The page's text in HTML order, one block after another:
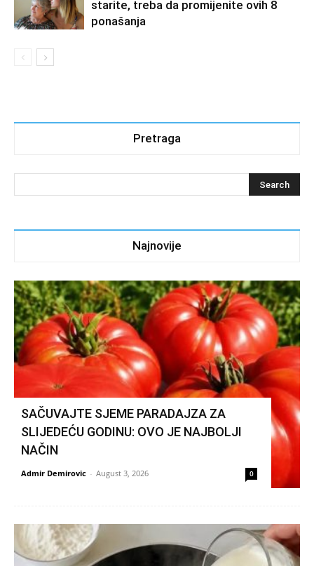
starite, treba da promijenite ovih 8
ponašanja
Pretraga
Najnovije
SAČUVAJTE SJEME PARADAJZA ZA
SLIJEDEĆU GODINU: OVO JE NAJBOLJI
NAČIN
Admir Demirovic - August 3, 2026 0